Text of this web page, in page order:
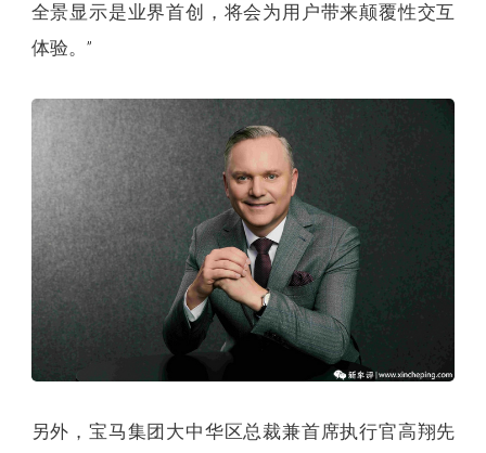
全景显示是业界首创，将会为用户带来颠覆性交互
体验。”
另外，宝马集团大中华区总裁兼首席执行官高翔先